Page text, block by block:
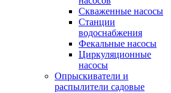
Скваженные насосы
Станции
водоснабжения
Фекальные насосы
Циркуляционные
насосы
Опрыскиватели и
распылители садовые